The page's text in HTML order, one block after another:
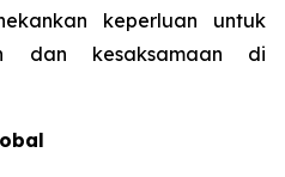
keperluan untuk
dan kesaksamaan di